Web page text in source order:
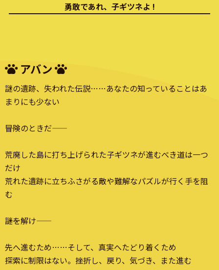
勇敢であれ、子ギツネよ !
アバン
謎の遺跡、失われた伝説……あなたの知っていることはあ
まりにも少ない
――冒険のときだ――
荒廃した島に打ち上げられた子ギツネが進むべき道は一つ
だけ
荒れた遺跡に立ちふさがる敵や難解なパズルが行く手を阻
む
――謎を解け――
先へ進むため……そして、真実へたどり着くため
探索に制限はない。挫折し、戻り、気づき、また進む